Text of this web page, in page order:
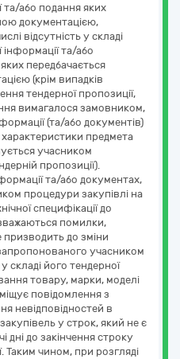
та/або подання яких
документацією,
відсутність у складі
інформації та/або
передбачається
(крім випадків
тендерної пропозиції,
вимагалося замовником,
(та/або документів)
характеристики предмета
учасником
пропозиції).
та/або документах,
процедури закупівлі на
специфікації до
помилки,
до зміни
учасником
складі його тендерної
товару, марки, моделі
повідомлення з
невідповідностей в
у строк, який не є
дні до закінчення строку
Таким чином, при розгляді